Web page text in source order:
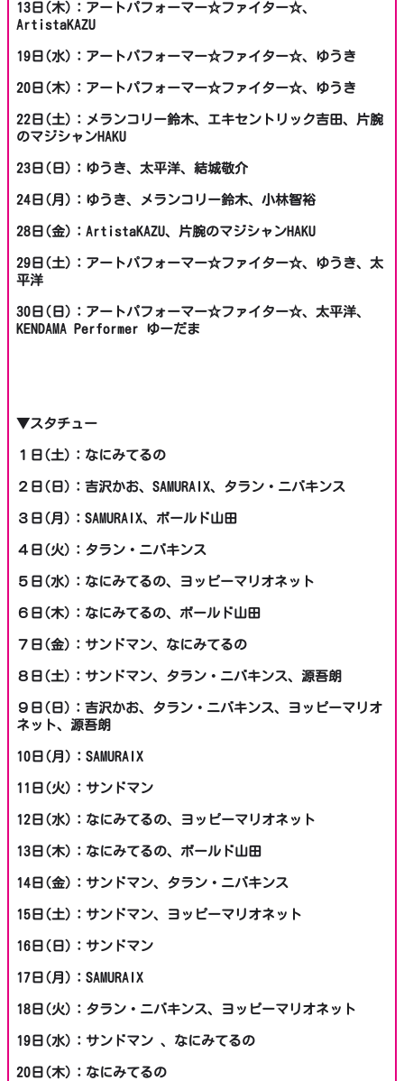
13日(木)：アートパフォーマー☆ファイター☆、
ArtistaKAZU
19日(水)：アートパフォーマー☆ファイター☆、ゆうき
20日(木)：アートパフォーマー☆ファイター☆、ゆうき
22日(土)：メランコリー鈴木、エキセントリック吉田、片腕
のマジシャンHAKU
23日(日)：ゆうき、太平洋、結城敬介
24日(月)：ゆうき、メランコリー鈴木、小林智裕
28日(金)：ArtistaKAZU、片腕のマジシャンHAKU
29日(土)：アートパフォーマー☆ファイター☆、ゆうき、太
平洋
30日(日)：アートパフォーマー☆ファイター☆、太平洋、
KENDAMA Performer ゆーだま
▼スタチュー
１日(土)：なにみてるの
２日(日)：吉沢かお、SAMURAIX、タラン・ニバキンス
３日(月)：SAMURAIX、ボールド山田
４日(火)：タラン・ニバキンス
５日(水)：なにみてるの、ヨッピーマリオネット
６日(木)：なにみてるの、ボールド山田
７日(金)：サンドマン、なにみてるの
８日(土)：サンドマン、タラン・ニバキンス、源吾朗
９日(日)：吉沢かお、タラン・ニバキンス、ヨッピーマリオ
ネット、源吾朗
10日(月)：SAMURAIX
11日(火)：サンドマン
12日(水)：なにみてるの、ヨッピーマリオネット
13日(木)：なにみてるの、ボールド山田
14日(金)：サンドマン、タラン・ニバキンス
15日(土)：サンドマン、ヨッピーマリオネット
16日(日)：サンドマン
17日(月)：SAMURAIX
18日(火)：タラン・ニバキンス、ヨッピーマリオネット
19日(水)：サンドマン 、なにみてるの
20日(木)：なにみてるの